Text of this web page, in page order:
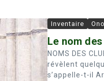
Inventaire
Le nom
NOMS DES
révèlent
s’appelle-t-il